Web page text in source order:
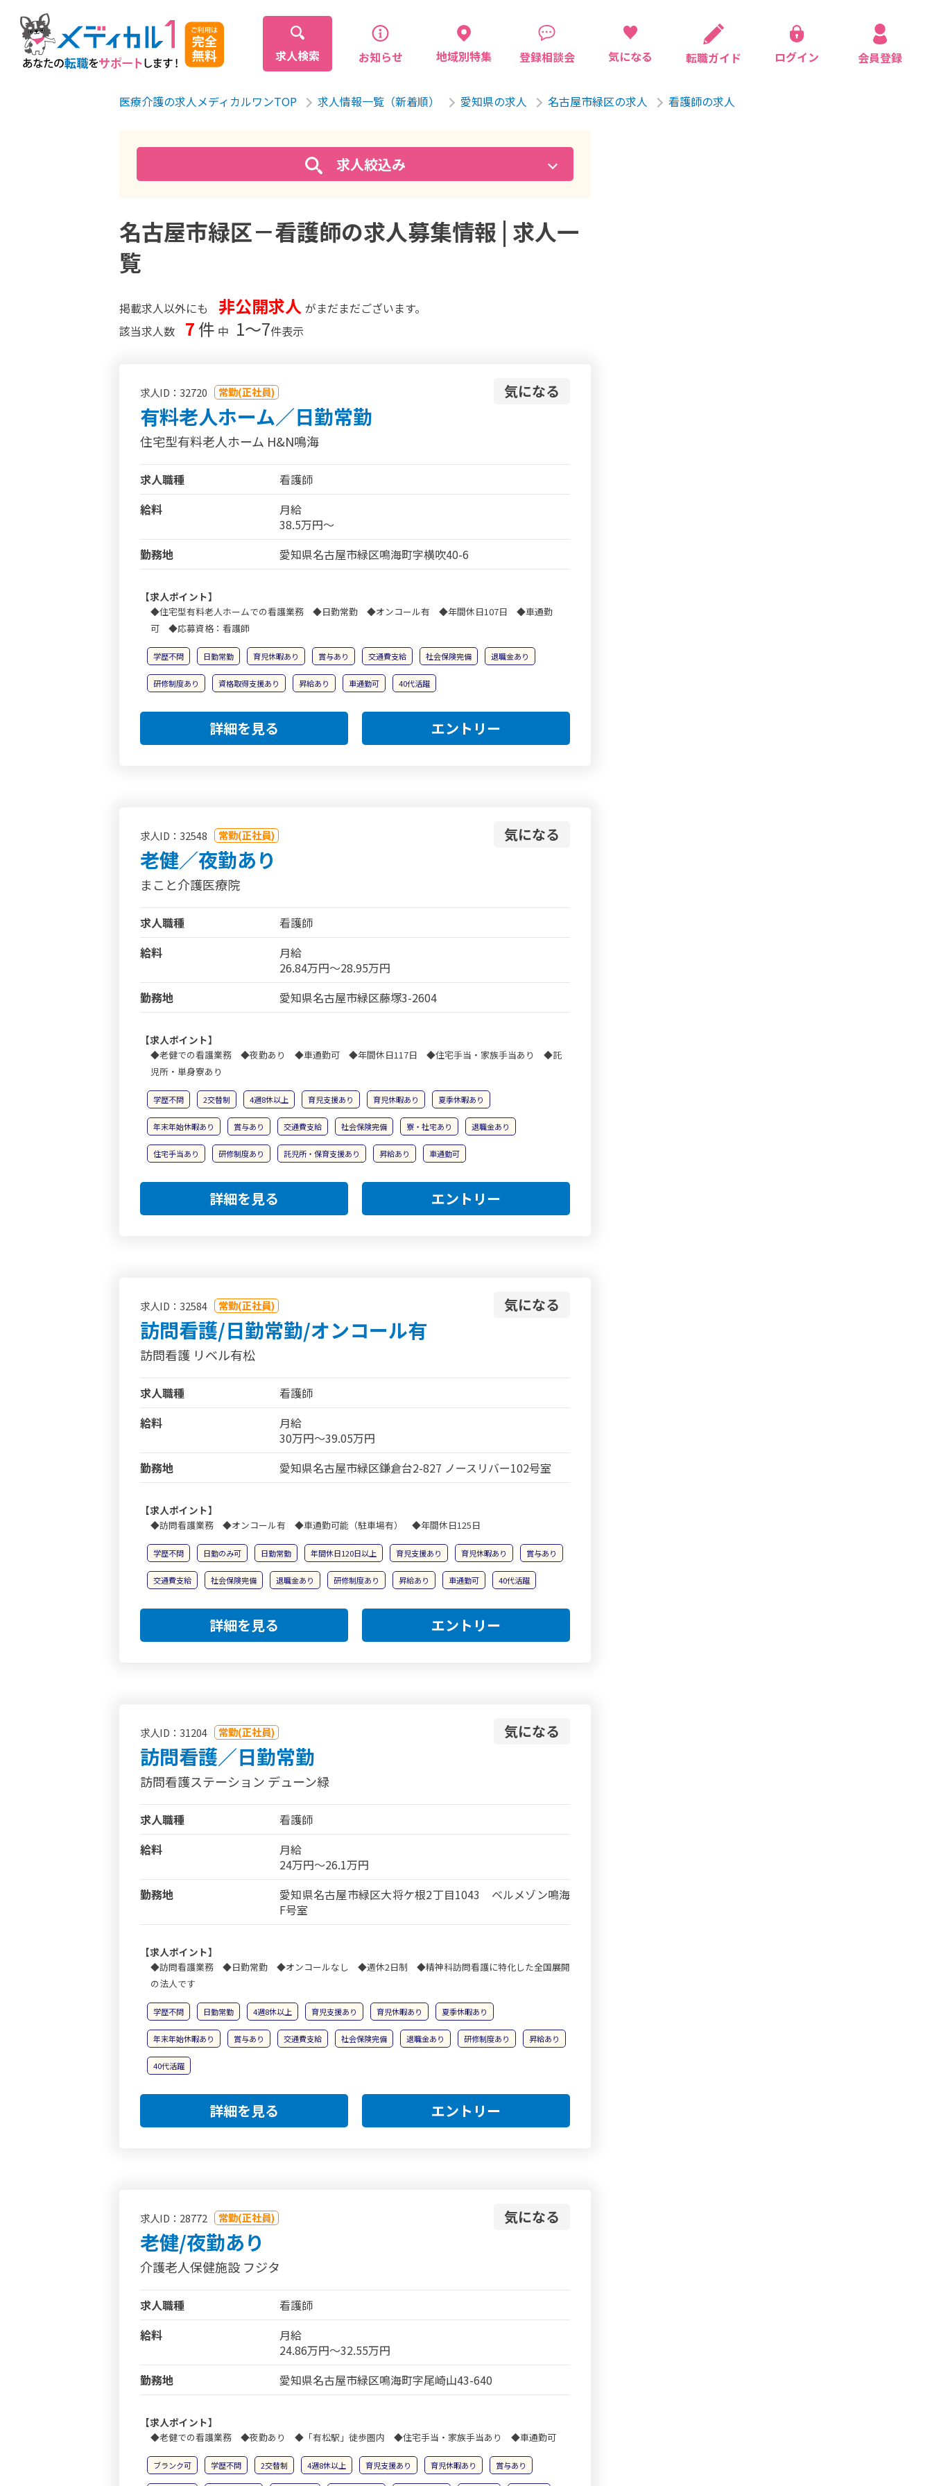
求人検索 お知らせ 地域別特集 登録相談会 気になる 転職ガイド ログイン 会員登録
医療介護の求人メディカルワンTOP 求人情報一覧（新着順） 愛知県の求人 名古屋市緑区の求人 看護師の求人
求人絞込み
名古屋市緑区－看護師の求人募集情報 | 求人一
覧
掲載求人以外にも 非公開求人 がまだまだございます。
該当求人数
7 件 中 1〜7件表示
求人ID：32720 常勤(正社員) 気になる
有料老人ホーム／日勤常勤
住宅型有料老人ホーム H&N鳴海
求人職種
看護師
給料
月給
38.5万円～
勤務地
愛知県名古屋市緑区鳴海町字横吹40-6
【求人ポイント】
◆住宅型有料老人ホームでの看護業務 ◆日勤常勤 ◆オンコール有 ◆年間休日107日 ◆車通勤
可 ◆応募資格：看護師
学歴不問 日勤常勤 育児休暇あり 賞与あり 交通費支給 社会保険完備 退職金あり
研修制度あり 資格取得支援あり 昇給あり 車通勤可 40代活躍
詳細を見る エントリー
求人ID：32548 常勤(正社員) 気になる
老健／夜勤あり
まこと介護医療院
求人職種
看護師
給料
月給
26.84万円～28.95万円
勤務地
愛知県名古屋市緑区藤塚3-2604
【求人ポイント】
◆老健での看護業務 ◆夜勤あり ◆車通勤可 ◆年間休日117日 ◆住宅手当・家族手当あり ◆託
児所・単身寮あり
学歴不問 2交替制 4週8休以上 育児支援あり 育児休暇あり 夏季休暇あり
年末年始休暇あり 賞与あり 交通費支給 社会保険完備 寮・社宅あり 退職金あり
住宅手当あり 研修制度あり 託児所・保育支援あり 昇給あり 車通勤可
詳細を見る エントリー
求人ID：32584 常勤(正社員) 気になる
訪問看護/日勤常勤/オンコール有
訪問看護 リベル有松
求人職種
看護師
給料
月給
30万円～39.05万円
勤務地
愛知県名古屋市緑区鎌倉台2-827 ノースリバー102号室
【求人ポイント】
◆訪問看護業務 ◆オンコール有 ◆車通勤可能（駐車場有） ◆年間休日125日
学歴不問 日勤のみ可 日勤常勤 年間休日120日以上 育児支援あり 育児休暇あり 賞与あり
交通費支給 社会保険完備 退職金あり 研修制度あり 昇給あり 車通勤可 40代活躍
詳細を見る エントリー
求人ID：31204 常勤(正社員) 気になる
訪問看護／日勤常勤
訪問看護ステーション デューン緑
求人職種
看護師
給料
月給
24万円～26.1万円
勤務地
愛知県名古屋市緑区大将ケ根2丁目1043 ベルメゾン鳴海
F号室
【求人ポイント】
◆訪問看護業務 ◆日勤常勤 ◆オンコールなし ◆週休2日制 ◆精神科訪問看護に特化した全国展開
の法人です
学歴不問 日勤常勤 4週8休以上 育児支援あり 育児休暇あり 夏季休暇あり
年末年始休暇あり 賞与あり 交通費支給 社会保険完備 退職金あり 研修制度あり 昇給あり
40代活躍
詳細を見る エントリー
求人ID：28772 常勤(正社員) 気になる
老健/夜勤あり
介護老人保健施設 フジタ
求人職種
看護師
給料
月給
24.86万円～32.55万円
勤務地
愛知県名古屋市緑区鳴海町字尾崎山43-640
【求人ポイント】
◆老健での看護業務 ◆夜勤あり ◆「有松駅」徒歩圏内 ◆住宅手当・家族手当あり ◆車通勤可
ブランク可 学歴不問 2交替制 4週8休以上 育児支援あり 育児休暇あり 賞与あり